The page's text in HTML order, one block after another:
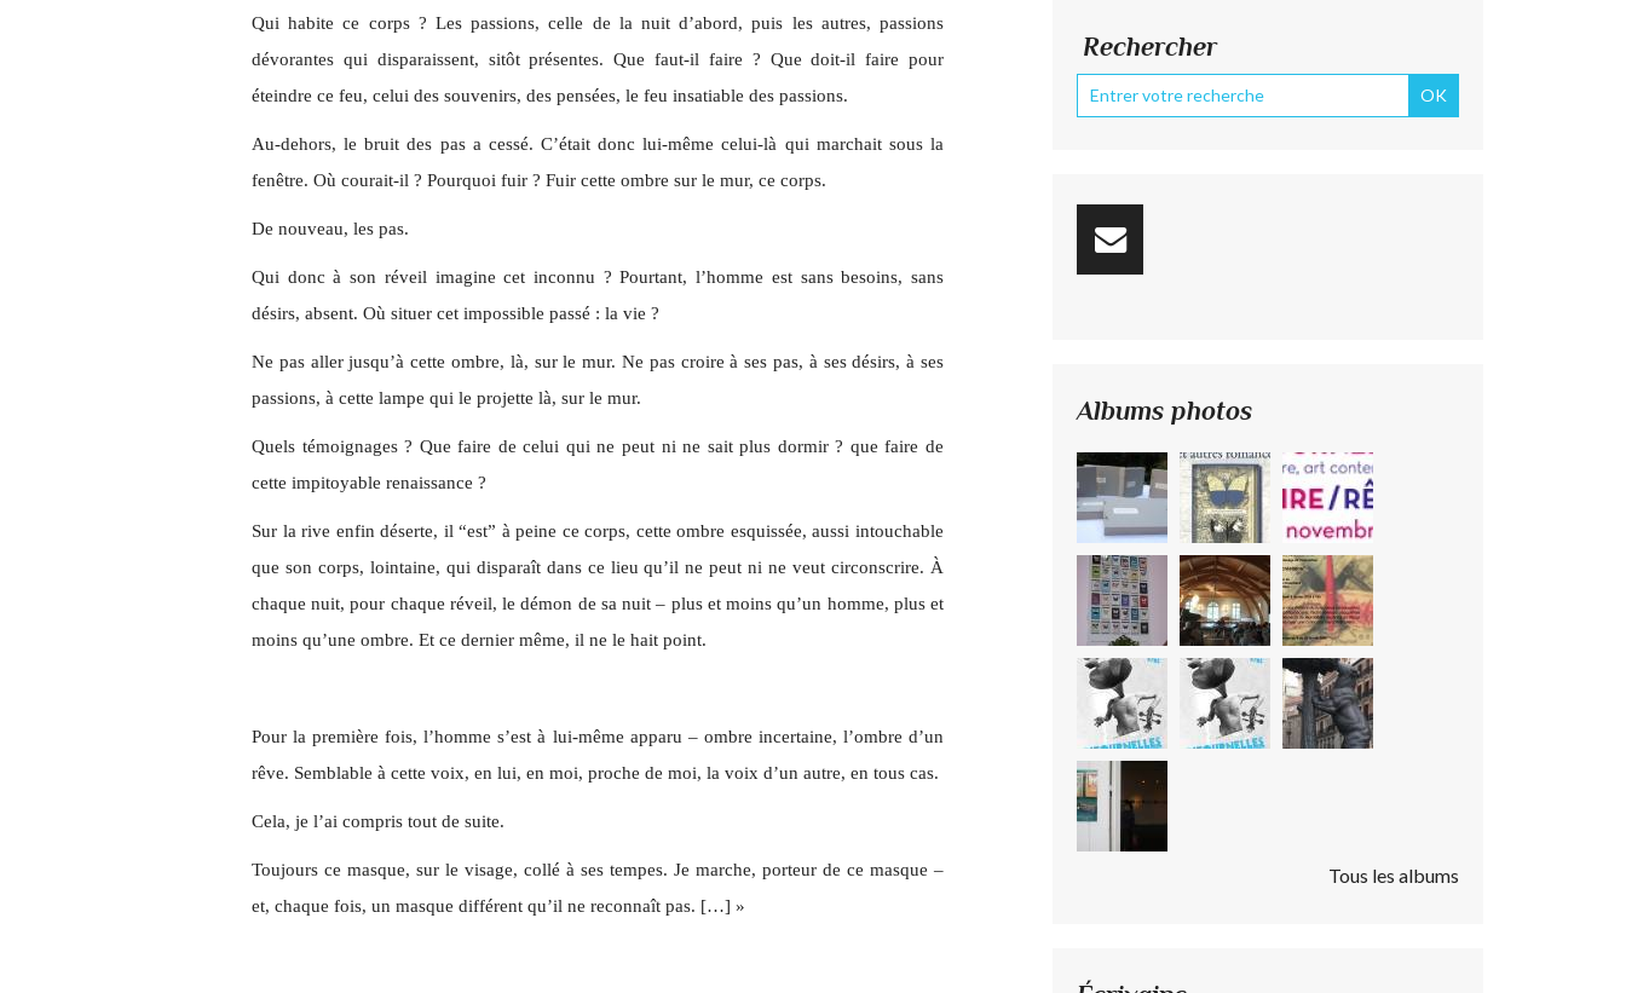
Qui habite ce corps ? Les passions, celle de la nuit d’abord, puis les autres, passions
dévorantes qui disparaissent, sitôt présentes. Que faut-il faire ? Que doit-il faire pour
éteindre ce feu, celui des souvenirs, des pensées, le feu insatiable des passions.
Au-dehors, le bruit des pas a cessé. C’était donc lui-même celui-là qui marchait sous la
fenêtre. Où courait-il ? Pourquoi fuir ? Fuir cette ombre sur le mur, ce corps.
De nouveau, les pas.
Qui donc à son réveil imagine cet inconnu ? Pourtant, l’homme est sans besoins, sans
désirs, absent. Où situer cet impossible passé : la vie ?
Ne pas aller jusqu’à cette ombre, là, sur le mur. Ne pas croire à ses pas, à ses désirs, à ses
passions, à cette lampe qui le projette là, sur le mur.
Quels témoignages ? Que faire de celui qui ne peut ni ne sait plus dormir ? que faire de
cette impitoyable renaissance ?
Sur la rive enfin déserte, il “est” à peine ce corps, cette ombre esquissée, aussi intouchable
que son corps, lointaine, qui disparaît dans ce lieu qu’il ne peut ni ne veut circonscrire. À
chaque nuit, pour chaque réveil, le démon de sa nuit – plus et moins qu’un homme, plus et
moins qu’une ombre. Et ce dernier même, il ne le hait point.
Pour la première fois, l’homme s’est à lui-même apparu – ombre incertaine, l’ombre d’un
rêve. Semblable à cette voix, en lui, en moi, proche de moi, la voix d’un autre, en tous cas.
Cela, je l’ai compris tout de suite.
Toujours ce masque, sur le visage, collé à ses tempes. Je marche, porteur de ce masque –
et, chaque fois, un masque différent qu’il ne reconnaît pas. […] »
Rechercher
Albums photos
Tous les albums